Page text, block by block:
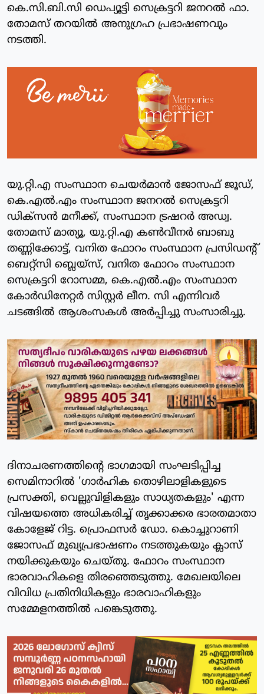
കെ.സി.ബി.സി ഡെപ്യൂട്ടി സെക്രട്ടറി ജനറല്‍ ഫാ.
തോമസ് തറയില്‍ അനുഗ്രഹ പ്രഭാഷണവും
നടത്തി.
യു.റ്റി.എ സംസ്ഥാന ചെയര്‍മാന്‍ ജോസഫ് ജൂഡ്,
കെ.എല്‍.എം സംസ്ഥാന ജനറല്‍ സെക്രട്ടറി
ഡിക്‌സന്‍ മനീക്ക്, സംസ്ഥാന ട്രഷറര്‍ അഡ്വ.
തോമസ് മാത്യൂ, യു.റ്റി.എ കണ്‍വീനര്‍ ബാബു
തണ്ണിക്കോട്ട്, വനിത ഫോറം സംസ്ഥാന പ്രസിഡന്റ്
ബെറ്റ്‌സി ബ്ലെയ്സ്, വനിത ഫോറം സംസ്ഥാന
സെക്രട്ടറി റോസമ്മ, കെ.എല്‍.എം സംസ്ഥാന
കോര്‍ഡിനേറ്റര്‍ സിസ്റ്റര്‍ ലീന. സി എന്നിവര്‍
ചടങ്ങില്‍ ആശംസകള്‍ അര്‍പ്പിച്ചു സംസാരിച്ചു.
ദിനാചരണത്തിന്റെ ഭാഗമായി സംഘടിപ്പിച്ച
സെമിനാറില്‍ 'ഗാര്‍ഹിക തൊഴിലാളികളുടെ
പ്രസക്തി, വെല്ലുവിളികളും സാധ്യതകളും' എന്ന
വിഷയത്തെ അധികരിച്ച് തൃക്കാക്കര ഭാരതമാതാ
കോളേജ് റിട്ട. പ്രൊഫസര്‍ ഡോ. കൊച്ചുറാണി
ജോസഫ് മുഖ്യപ്രഭാഷണം നടത്തുകയും ക്ലാസ്
നയിക്കുകയും ചെയ്തു. ഫോറം സംസ്ഥാന
ഭാരവാഹികളെ തിരഞ്ഞെടുത്തു. മേഖലയിലെ
വിവിധ പ്രതിനിധികളും ഭാരവാഹികളും
സമ്മേളനത്തില്‍ പങ്കെടുത്തു.